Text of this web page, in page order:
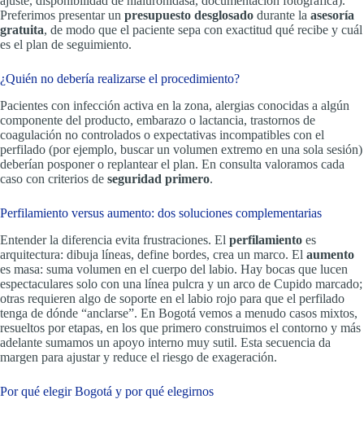
Preferimos presentar un presupuesto desglosado durante la asesoría
gratuita, de modo que el paciente sepa con exactitud qué recibe y cuál
es el plan de seguimiento.
¿Quién no debería realizarse el procedimiento?
Pacientes con infección activa en la zona, alergias conocidas a algún
componente del producto, embarazo o lactancia, trastornos de
coagulación no controlados o expectativas incompatibles con el
perfilado (por ejemplo, buscar un volumen extremo en una sola sesión)
deberían posponer o replantear el plan. En consulta valoramos cada
caso con criterios de seguridad primero.
Perfilamiento versus aumento: dos soluciones complementarias
Entender la diferencia evita frustraciones. El perfilamiento es
arquitectura: dibuja líneas, define bordes, crea un marco. El aumento
es masa: suma volumen en el cuerpo del labio. Hay bocas que lucen
espectaculares solo con una línea pulcra y un arco de Cupido marcado;
otras requieren algo de soporte en el labio rojo para que el perfilado
tenga de dónde “anclarse”. En Bogotá vemos a menudo casos mixtos,
resueltos por etapas, en los que primero construimos el contorno y más
adelante sumamos un apoyo interno muy sutil. Esta secuencia da
margen para ajustar y reduce el riesgo de exageración.
Por qué elegir Bogotá y por qué elegirnos